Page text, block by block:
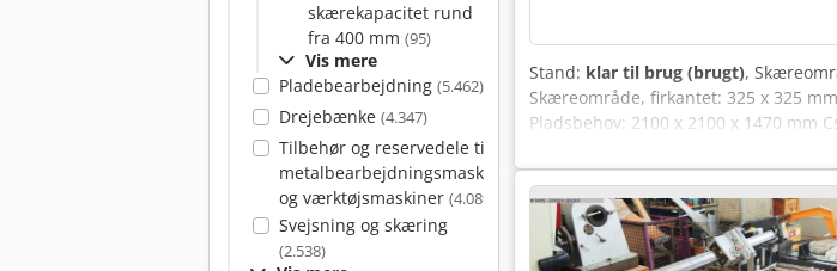
skærekapacitet rund
fra 400 mm (95)
Vis mere
Pladebearbejdning (5.462)
Drejebænke (4.347)
Tilbehør og reservedele til
metalbearbejdningsmaskiner
og værktøjsmaskiner (4.089)
Svejsning og skæring
(2.538)
Stand: klar til brug (brugt),
Skæreområde, firkantet: 325 x 325
Pladsbehov: 2100 x 2100 x 1470 mm